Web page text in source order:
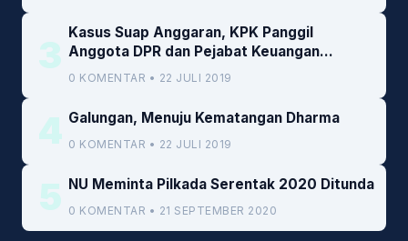
3
Kasus Suap Anggaran, KPK Panggil
Anggota DPR dan Pejabat Keuangan
Kemenkeu
0 KOMENTAR • 22 JULI 2019
4 Galungan, Menuju Kematangan Dharma
0 KOMENTAR • 22 JULI 2019
5 NU Meminta Pilkada Serentak 2020 Ditunda
0 KOMENTAR • 21 SEPTEMBER 2020